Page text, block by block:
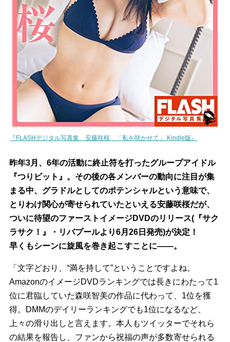
『FLASHデジタル写真集 安藤咲桜 「私を咲かせて」 Kindle版』
昨年3月、6年の活動に終止符を打ったグループアイドル
『つりビット』。その後の各メンバーの動向に注目が集
まる中、グラドルとしてのポテンシャルという意味で、
とりわけ関心が寄せられていたといえる安藤咲桜だが、
ついに待望のファーストイメージDVDのリリース(『サク
ラサク！』・リバプールより6月26日発売)が決定！
早くもシーンに旋風を巻き起こすことに――。
「文字どおり、“満を持して”ということですよね。
AmazonのイメージDVDランキングでは長きにわたって1
位に君臨していた森咲智美の作品に代わって、1位を獲
得。DMMのデイリーランキングでも1位になるなど、
上々の滑り出しと言えます。本人もツイッターでそれら
の結果を報告し、ファンから祝福の声が多数寄せられる